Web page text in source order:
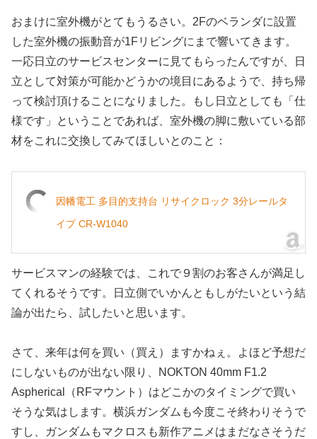
おまけに室外機がとてもうるさい。2Fのベランダに設置
した室外機の振動音が1Fリビングにまで響いてきます。
一応日立のサービスセンターに見てもらったんですが、日
立として対策が可能かどうかの境目にあるようで、持ち帰
って検討頂けることになりました。もし日立としても「仕
様です」ということであれば、室外機の脚に敷いている部
材をこれに交換してみてほしいとのこと：
因幡電工 多目的支持台 リサイクロック 3分レールタ
イプ CR-W1040
サービスマンの経験では、これで９割のお客さんが満足し
てくれるそうです。日立側でいかんともしがたいという結
論が出たら、試したいと思います。
さて、来年は何を買い（買え）ますかねぇ。よほど予想だ
にしないものが出ない限り、NOKTON 40mm F1.2
Aspherical（RFマウント）はどこかのタイミングで買い
そうな気はします。横浜ガンダムも今度こそ終わりそうで
すし、ガンダムもマクロスも新作アニメはまだなさそうだ